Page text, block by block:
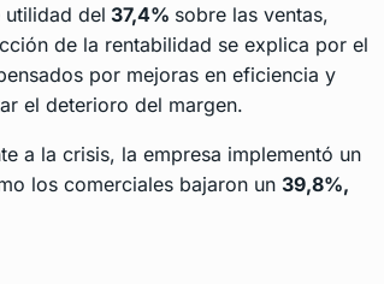
utilidad del 37,4% sobre las ventas,
de la rentabilidad se explica por el
por mejoras en eficiencia y
el deterioro del margen.
a la crisis, la empresa implementó un
los comerciales bajaron un 39,8%,